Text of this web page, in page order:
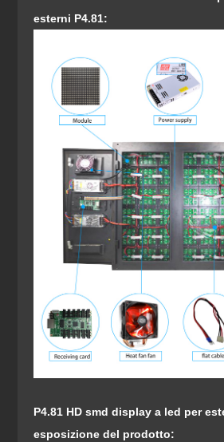
esterni P4.81:
P4.81 HD smd display a led per
esposizione del prodotto: